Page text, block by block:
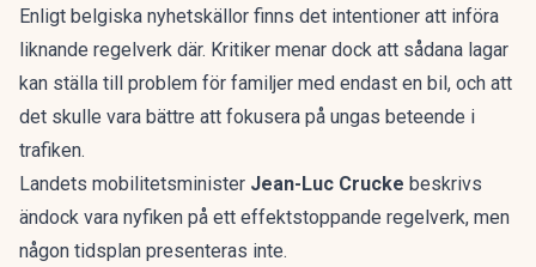
Enligt belgiska nyhetskällor finns det intentioner att införa
liknande regelverk där. Kritiker menar dock att sådana lagar
kan ställa till problem för familjer med endast en bil, och att
det skulle vara bättre att fokusera på ungas beteende i
trafiken.
Landets mobilitetsminister Jean-Luc Crucke beskrivs
ändock vara nyfiken på ett effektstoppande regelverk, men
någon tidsplan presenteras inte.